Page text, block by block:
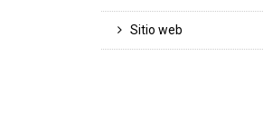
Sitio web